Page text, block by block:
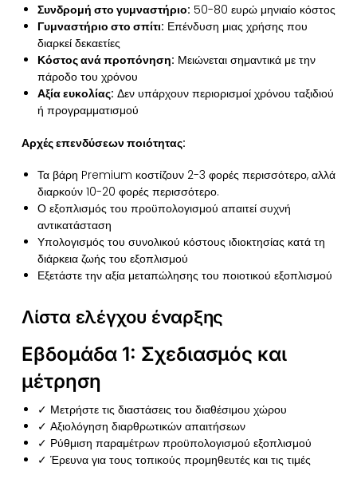
Συνδρομή στο γυμναστήριο: 50-80 ευρώ μηνιαίο κόστος
Γυμναστήριο στο σπίτι: Επένδυση μιας χρήσης που
διαρκεί δεκαετίες
Κόστος ανά προπόνηση: Μειώνεται σημαντικά με την
πάροδο του χρόνου
Αξία ευκολίας: Δεν υπάρχουν περιορισμοί χρόνου ταξιδιού
ή προγραμματισμού
Αρχές επενδύσεων ποιότητας:
Τα βάρη Premium κοστίζουν 2-3 φορές περισσότερο, αλλά
διαρκούν 10-20 φορές περισσότερο.
Ο εξοπλισμός του προϋπολογισμού απαιτεί συχνή
αντικατάσταση
Υπολογισμός του συνολικού κόστους ιδιοκτησίας κατά τη
διάρκεια ζωής του εξοπλισμού
Εξετάστε την αξία μεταπώλησης του ποιοτικού εξοπλισμού
Λίστα ελέγχου έναρξης
Εβδομάδα 1: Σχεδιασμός και
μέτρηση
✓ Μετρήστε τις διαστάσεις του διαθέσιμου χώρου
✓ Αξιολόγηση διαρθρωτικών απαιτήσεων
✓ Ρύθμιση παραμέτρων προϋπολογισμού εξοπλισμού
✓ Έρευνα για τους τοπικούς προμηθευτές και τις τιμές